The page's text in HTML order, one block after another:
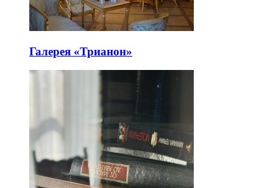
Галерея «Трианон»